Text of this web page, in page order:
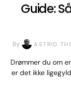
Guide:
By ASTRID
Drømmer du om
er det ikke